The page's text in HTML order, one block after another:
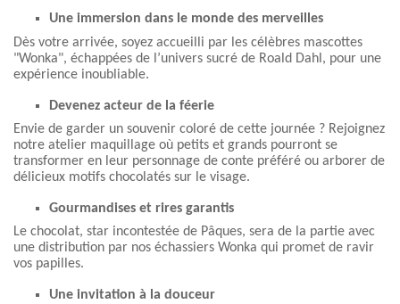
Une immersion dans le monde des merveilles
Dès votre arrivée, soyez accueilli par les célèbres mascottes
"Wonka", échappées de l’univers sucré de Roald Dahl, pour une
expérience inoubliable.
Devenez acteur de la féerie
Envie de garder un souvenir coloré de cette journée ? Rejoignez
notre atelier maquillage où petits et grands pourront se
transformer en leur personnage de conte préféré ou arborer de
délicieux motifs chocolatés sur le visage.
Gourmandises et rires garantis
Le chocolat, star incontestée de Pâques, sera de la partie avec
une distribution par nos échassiers Wonka qui promet de ravir
vos papilles.
Une invitation à la douceur